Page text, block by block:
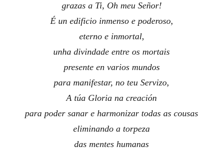
grazas a Ti, Oh meu Señor!
É un edificio inmenso e poderoso,
eterno e inmortal,
unha divindade entre os mortais
presente en varios mundos
para manifestar, no teu Servizo,
A túa Gloria na creación
para poder sanar e harmonizar todas as cousas
eliminando a torpeza
das mentes humanas